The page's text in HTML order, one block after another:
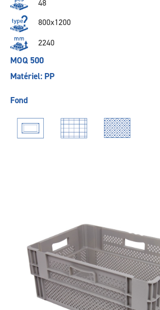
48
800x1200
2240
MOQ 500
Matériel: PP
Fond